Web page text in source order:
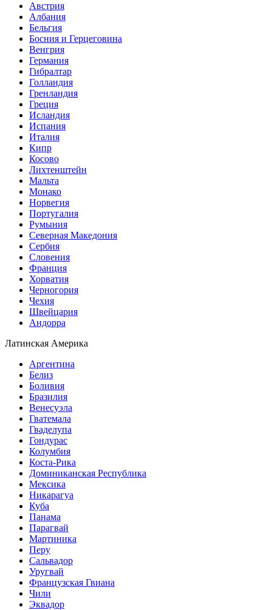
Австрия
Албания
Бельгия
Босния и Герцеговина
Венгрия
Германия
Гибралтар
Голландия
Гренландия
Греция
Исландия
Испания
Италия
Кипр
Косово
Лихтенштейн
Мальта
Монако
Норвегия
Португалия
Румыния
Северная Македония
Сербия
Словения
Франция
Хорватия
Черногория
Чехия
Швейцария
Андорра
Латинская Америка
Аргентина
Белиз
Боливия
Бразилия
Венесуэла
Гватемала
Гваделупа
Гондурас
Колумбия
Коста-Рика
Доминиканская Республика
Мексика
Никарагуа
Куба
Панама
Парагвай
Мартиника
Перу
Сальвадор
Уругвай
Французская Гвиана
Чили
Эквадор